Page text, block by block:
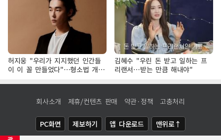
허지웅 "우리가 지지했던 인간들
이 이 꼴 만들었다"…형소법 개정
에 격한 반응
김혜수 "우린 돈 받고 일하는 프
리랜서…받는 만큼 해내야"
회사소개 제휴/컨텐츠 판매 약관·정책 고충처리
PC화면 제보하기 앱 다운로드 맨위로↑